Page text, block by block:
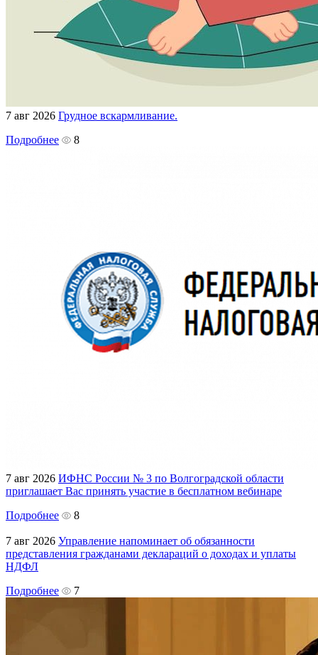
7 авг 2026 Грудное вскармливание.
Подробнее
8
7 авг 2026 ИФНС России № 3 по Волгоградской области
приглашает Вас принять участие в бесплатном вебинаре
Подробнее
8
7 авг 2026 Управление напоминает об обязанности
представления гражданами деклараций о доходах и уплаты
НДФЛ
Подробнее
7